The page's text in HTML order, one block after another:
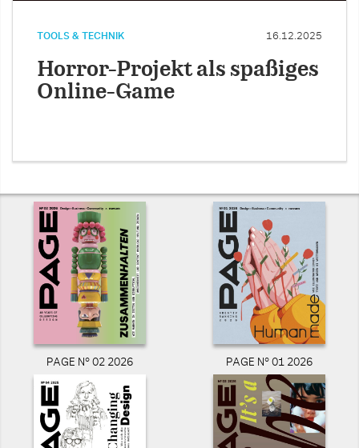
TOOLS & TECHNIK 16.12.2025
Horror-Projekt als spaßiges
Online-Game
PAGE N° 02 2026 PAGE N° 01 2026